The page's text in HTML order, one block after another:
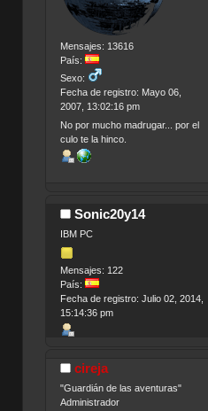
Mensajes: 13616
País:
Sexo:
Fecha de registro: Mayo 06,
2007, 13:02:16 pm
No por mucho madrugar... por el
culo te la hinco.
Sonic20y14
IBM PC
Mensajes: 122
País:
Fecha de registro: Julio 02, 2014,
15:14:36 pm
cireja
"Guardián de las aventuras"
Administrador